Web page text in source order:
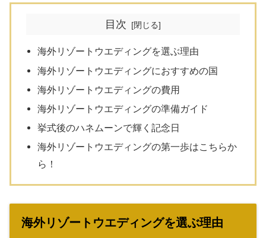
目次
海外リゾートウエディングを選ぶ理由
海外リゾートウエディングにおすすめの国
海外リゾートウエディングの費用
海外リゾートウエディングの準備ガイド
挙式後のハネムーンで輝く記念日
海外リゾートウエディングの第一歩はこちらか
ら！
海外リゾートウエディングを選ぶ理由